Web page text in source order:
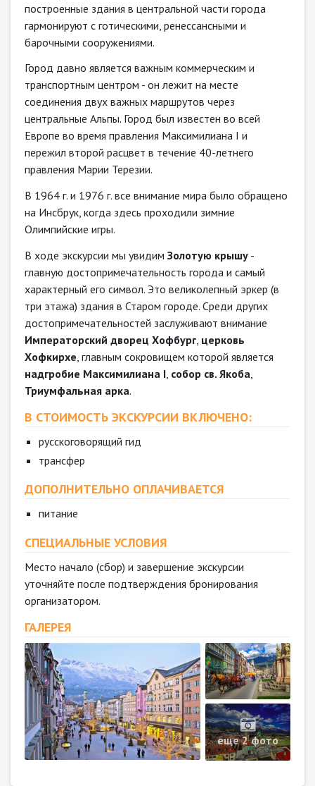
построенные здания в центральной части города
гармонируют с готическими, ренессансными и
барочными сооружениями.
Город давно является важным коммерческим и
транспортным центром - он лежит на месте
соединения двух важных маршрутов через
центральные Альпы. Город был известен во всей
Европе во время правления Максимилиана I и
пережил второй расцвет в течение 40-летнего
правления Марии Терезии.
В 1964 г. и 1976 г. все внимание мира было обращено
на Инсбрук, когда здесь проходили зимние
Олимпийские игры.
В ходе экскурсии мы увидим Золотую крышу -
главную достопримечательность города и самый
характерный его символ. Это великолепный эркер (в
три этажа) здания в Старом городе. Среди других
достопримечательностей заслуживают внимание
Императорский дворец Хофбург церковь
Хофкирхе , главным сокровищем которой является
надгробие Максимилиана I собор св. Якоба
Триумфальная арка.
В СТОИМОСТЬ ЭКСКУРСИИ ВКЛЮЧЕНО:
русскоговорящий гид
трансфер
ДОПОЛНИТЕЛЬНО ОПЛАЧИВАЕТСЯ
питание
СПЕЦИАЛЬНЫЕ УСЛОВИЯ
Место начало (сбор) и завершение экскурсии
уточняйте после подтверждения бронирования
организатором.
ГАЛЕРЕЯ
еще 2 фото